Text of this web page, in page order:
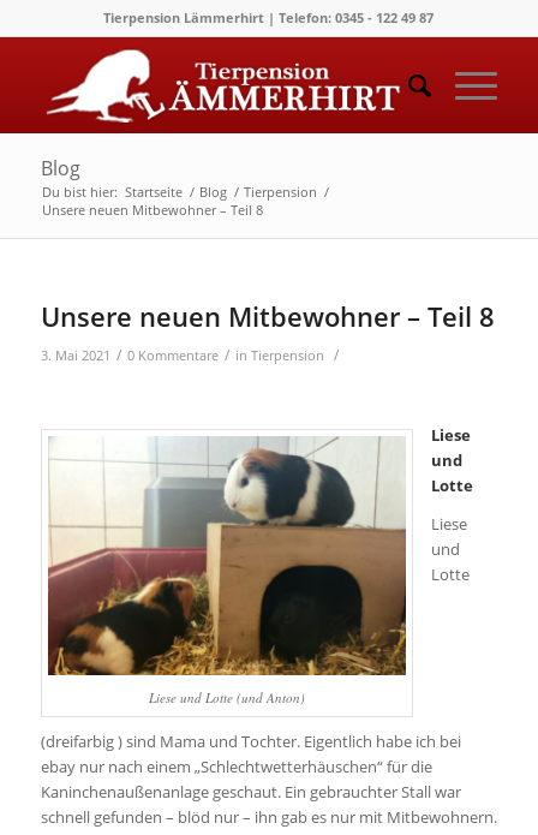
Tierpension Lämmerhirt | Telefon: 0345 - 122 49 87
Blog
Du bist hier: Startseite / Blog / Tierpension /
Unsere neuen Mitbewohner – Teil 8
Unsere neuen Mitbewohner – Teil 8
3. Mai 2021 / 0 Kommentare / in Tierpension /
Liese und Lotte (und Anton)
Liese
und
Lotte
Liese
und
Lotte
(dreifarbig ) sind Mama und Tochter. Eigentlich habe ich bei
ebay nur nach einem „Schlechtwetterhäuschen“ für die
Kaninchenaußenanlage geschaut. Ein gebrauchter Stall war
schnell gefunden – blöd nur – ihn gab es nur mit Mitbewohnern.